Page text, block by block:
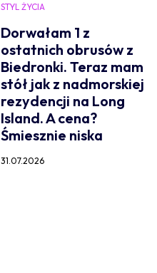
STYL ŻYCIA
Dorwałam 1 z
ostatnich obrusów z
Biedronki. Teraz mam
stół jak z nadmorskiej
rezydencji na Long
Island. A cena?
Śmiesznie niska
31.07.2026